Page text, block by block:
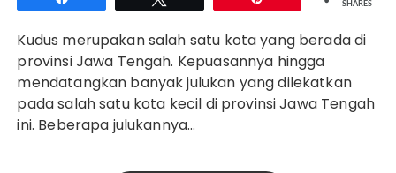
SHARES
Kudus merupakan salah satu kota yang berada di
provinsi Jawa Tengah. Kepuasannya hingga
mendatangkan banyak julukan yang dilekatkan
pada salah satu kota kecil di provinsi Jawa Tengah
ini. Beberapa julukannya…